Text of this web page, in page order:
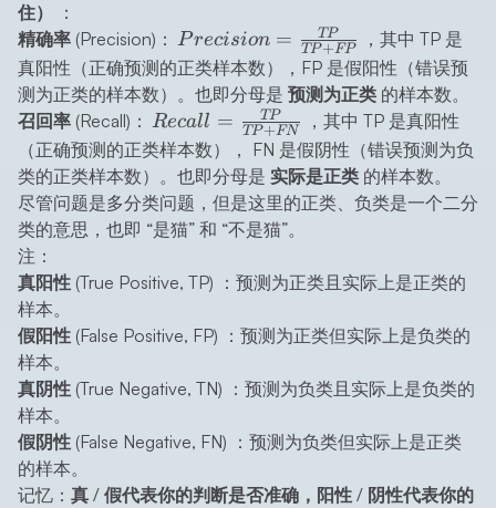
住）
：
精确率 (Precision) ：
Precision
=
\frac{TP}
{TP+FP}
Precision = TP+FP
TP
，其中 TP 是
真阳性（正确预测的正类样本数），FP 是假阳性（错误预
测为正类的样本数）。也即分母是 预测为正类 的样本数。
召回率 (Recall) ：
Recall =
\frac{TP}
{TP+FN}
Recall = TP+FN
TP
，其中 TP 是真阳性
（正确预测的正类样本数）， FN 是假阴性（错误预测为负
类的正类样本数）。也即分母是 实际是正类 的样本数。
尽管问题是多分类问题，但是这里的正类、负类是一个二分
类的意思，也即 “是猫” 和 “不是猫”。
注：
真阳性 (True Positive, TP) ：预测为正类且实际上是正类的
样本。
假阳性 (False Positive, FP) ：预测为正类但实际上是负类的
样本。
真阴性 (True Negative, TN) ：预测为负类且实际上是负类的
样本。
假阴性 (False Negative, FN) ：预测为负类但实际上是正类
的样本。
记忆： 真 / 假代表你的判断是否准确，阳性 / 阴性代表你的